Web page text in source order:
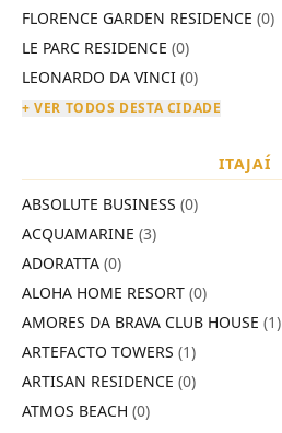
FLORENCE GARDEN RESIDENCE (0)
LE PARC RESIDENCE (0)
LEONARDO DA VINCI (0)
+ VER TODOS DESTA CIDADE
ITAJAÍ
ABSOLUTE BUSINESS (0)
ACQUAMARINE (3)
ADORATTA (0)
ALOHA HOME RESORT (0)
AMORES DA BRAVA CLUB HOUSE (1)
ARTEFACTO TOWERS (1)
ARTISAN RESIDENCE (0)
ATMOS BEACH (0)